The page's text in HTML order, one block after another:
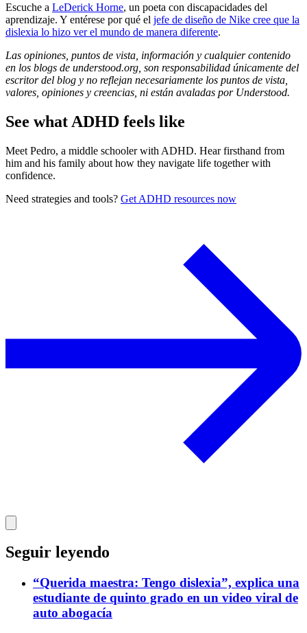
Escuche a LeDerick Horne, un poeta con discapacidades del
aprendizaje. Y entérese por qué el jefe de diseño de Nike cree que la
dislexia lo hizo ver el mundo de manera diferente.
Las opiniones, puntos de vista, información y cualquier contenido
en los blogs de understood.org, son responsabilidad únicamente del
escritor del blog y no reflejan necesariamente los puntos de vista,
valores, opiniones y creencias, ni están avaladas por Understood.
See what ADHD feels like
Meet Pedro, a middle schooler with ADHD. Hear firsthand from
him and his family about how they navigate life together with
confidence.
Need strategies and tools? Get ADHD resources now
Seguir leyendo
“Querida maestra: Tengo dislexia”, explica una
estudiante de quinto grado en un video viral de
auto abogacía